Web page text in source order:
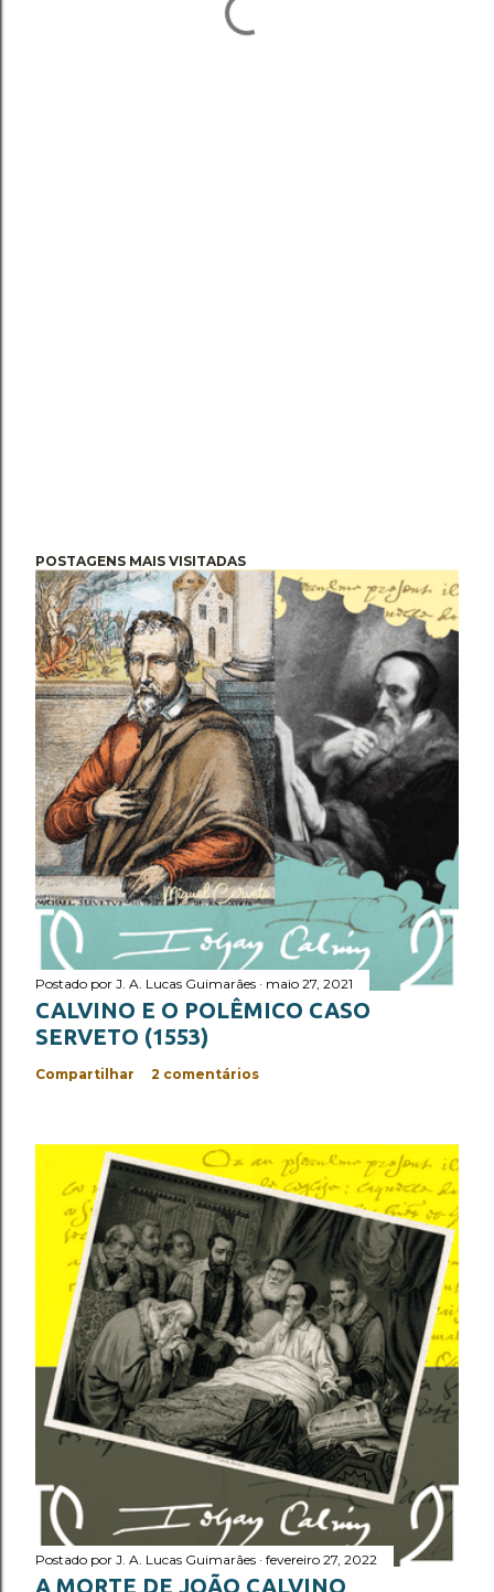
POSTAGENS MAIS VISITADAS
Postado por J. A. Lucas Guimarães maio 27, 2021
CALVINO E O POLÊMICO CASO
SERVETO (1553)
Compartilhar 2 comentários
Postado por J. A. Lucas Guimarães fevereiro 27, 2022
A MORTE DE JOÃO CALVINO